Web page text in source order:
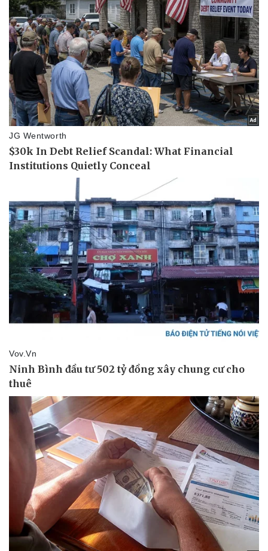
Pháp luật
Tin nóng
Tư vấn luật
Quân sự - Quốc phòng
Vũ khí
Việt Nam
Phân tích